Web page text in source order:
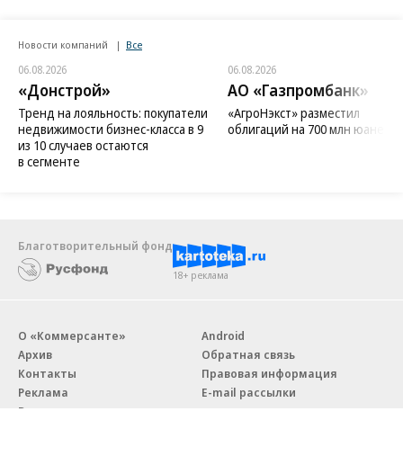
Новости компаний Все
06.08.2026
«Донстрой»
Тренд на лояльность: покупатели
недвижимости бизнес-класса в 9
из 10 случаев остаются
в сегменте
06.08.2026
АО «Газпромбанк»
«АгроНэкст» разместил
облигаций на 700 млн юаней
Благотворительный фонд
18+ реклама
О «Коммерсанте»
Архив
Контакты
Реклама
Вакансии
Android
Обратная связь
Правовая информация
E-mail рассылки